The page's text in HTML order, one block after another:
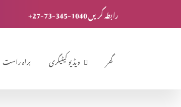
+27-73-345-1040 رابطہ کریں
براہ راست ویڈیو کیٹیگری گھر